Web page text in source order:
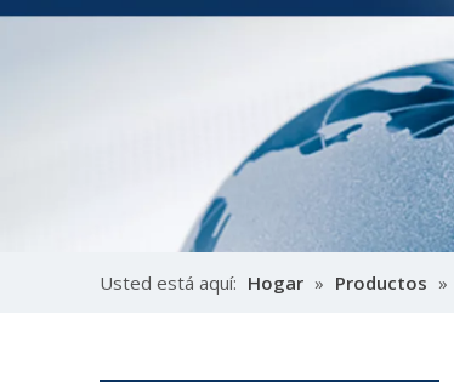
Usted está aquí: Hogar » Productos »